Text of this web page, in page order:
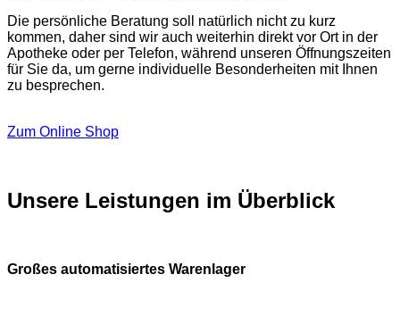
Die persönliche Beratung soll natürlich nicht zu kurz
kommen, daher sind wir auch weiterhin direkt vor Ort in der
Apotheke oder per Telefon, während unseren Öffnungszeiten
für Sie da, um gerne individuelle Besonderheiten mit Ihnen
zu besprechen.
Zum Online Shop
Unsere Leistungen im Überblick
Großes automatisiertes Warenlager